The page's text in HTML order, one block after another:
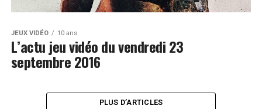
JEUX VIDÉO 10 ans
L’actu jeu vidéo du vendredi 23
septembre 2016
PLUS D’ARTICLES